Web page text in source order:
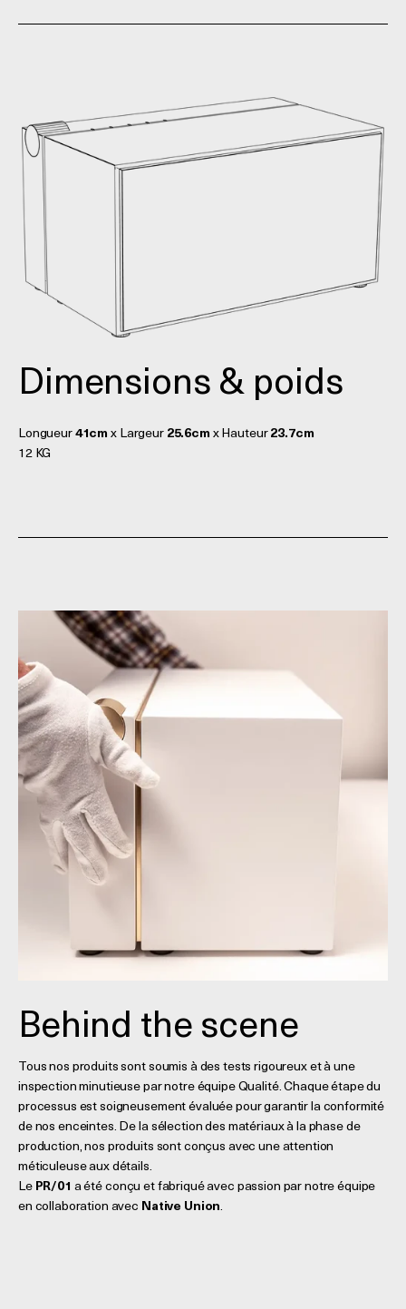
Dimensions & poids
Longueur 41cmx Largeur 25.6cm x Hauteur 23.7cm
12 KG
Behind the scene
Tous nos produits sont soumis à des tests rigoureux et à une
inspection minutieuse par notre équipe Qualité. Chaque étape du
processus est soigneusement évaluée pour garantir la conformité
de nos enceintes. De la sélection des matériaux à la phase de
production, nos produits sont conçus avec une attention
méticuleuse aux détails.
Le PR/01 a été conçu et fabriqué avec passion par notre équipe
en collaboration avec Native Union.